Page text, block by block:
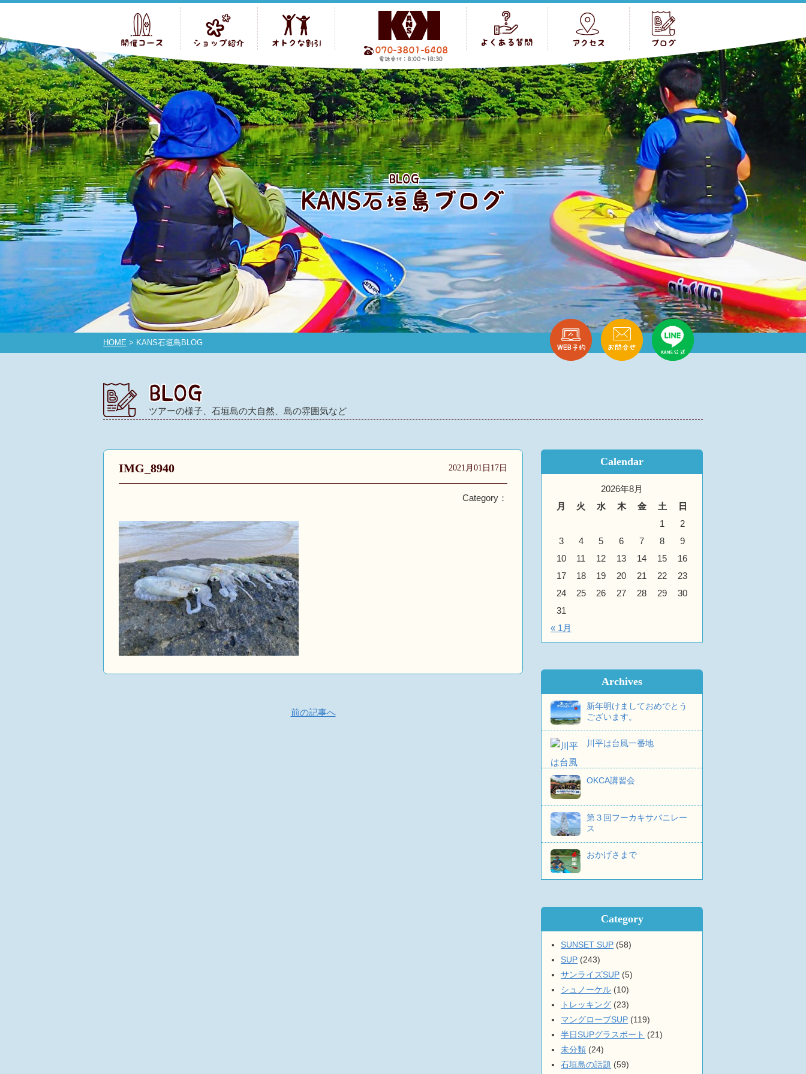
HOME > KANS石垣島BLOG
ツアーの様子、石垣島の大自然、島の雰囲気など
IMG_8940 2021月01日17日
Category：
前の記事へ
Calendar
2026年8月
月
火 水 木 金 土
日
1
2
3
4 5 6 7 8
9
10
11 12 13 14 15
16
17
18 19 20 21 22
23
24
25 26 27 28 29
30
31
« 1月
Archives
新年明けましておめでとう
ございます。
川平は台風一番地
OKCA講習会
第３回フーカキサバニレー
ス
おかげさまで
Category
SUNSET SUP (58)
SUP (243)
サンライズSUP (5)
シュノーケル (10)
トレッキング (23)
マングローブSUP (119)
半日SUPグラスボート (21)
未分類 (24)
石垣島の話題 (59)